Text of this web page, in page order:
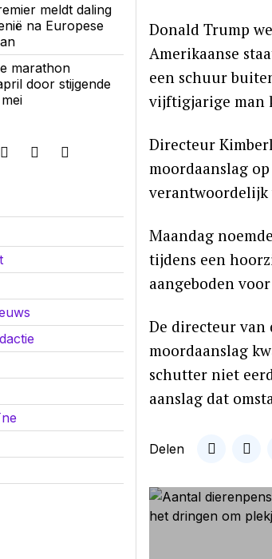
Donald Trump
Amerikaanse
een schuur
vijftigjarige man
Directeur
moordaanslag
verantwoordelijk
Maandag
tijdens een
aangeboden
De directeur van
moordaanslag
schutter niet
aanslag dat
Delen
meldt daling
na Europese
marathon
door stijgende